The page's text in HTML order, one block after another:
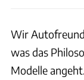
Wir
was das
Modelle